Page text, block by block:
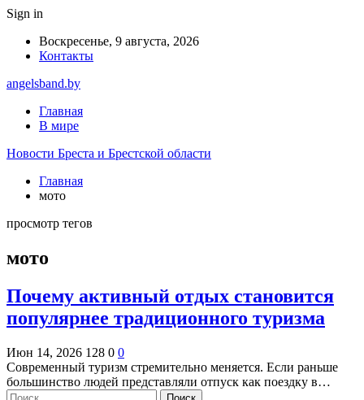
Sign in
Воскресенье, 9 августа, 2026
Контакты
angelsband.by
Главная
В мире
Новости Бреста и Брестской области
Главная
мото
просмотр тегов
мото
Почему активный отдых становится
популярнее традиционного туризма
Июн 14, 2026 128 0 0
Современный туризм стремительно меняется. Если раньше
большинство людей представляли отпуск как поездку в…